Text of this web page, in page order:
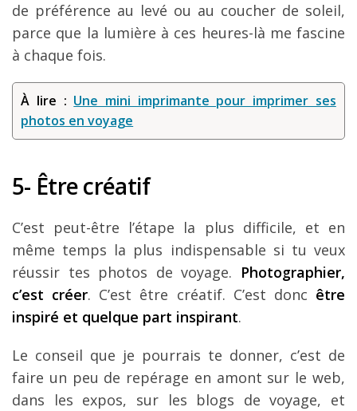
de préférence au levé ou au coucher de soleil,
parce que la lumière à ces heures-là me fascine
à chaque fois.
À lire : Une mini imprimante pour imprimer ses
photos en voyage
5- Être créatif
C’est peut-être l’étape la plus difficile, et en
même temps la plus indispensable si tu veux
réussir tes photos de voyage. Photographier,
c’est créer. C’est être créatif. C’est donc être
inspiré et quelque part inspirant.
Le conseil que je pourrais te donner, c’est de
faire un peu de repérage en amont sur le web,
dans les expos, sur les blogs de voyage, et